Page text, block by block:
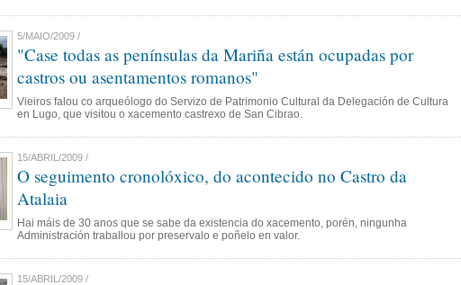
5/MAIO/2009 /
"Case todas as penínsulas da Mariña están ocupadas por
castros ou asentamentos romanos"
Vieiros falou co arqueólogo do Servizo de Patrimonio Cultural da Delegación de Cultura
en Lugo, que visitou o xacemento castrexo de San Cibrao.
15/ABRIL/2009 /
O seguimento cronolóxico, do acontecido no Castro da
Atalaia
Hai máis de 30 anos que se sabe da existencia do xacemento, porén, ningunha
Administración traballou por preservalo e poñelo en valor.
15/ABRIL/2009 /